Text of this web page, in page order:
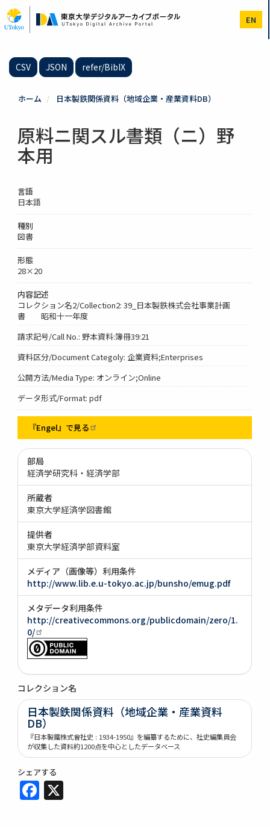
イ
ン
EN
CSV JSON refer/BibIX
ホーム 日本製鉄関係資料（地域企業・産業資料DB）
原料ニ関スル書類（ニ）野
本用
言語
日本語
種別
図書
形態
28×20
内容記述
コレクション名2/Collection2: 39_日本製鉄株式会社事業計画
書 昭和十一年度
請求記号/Call No.: 野本資料:簿冊39:21
資料区分/Document Categoly: 企業資料;Enterprises
公開方法/Media Type: オンライン;Online
データ形式/Format: pdf
『Engel』で見る
部局
経済学研究科・経済学部
所蔵者
東京大学経済学図書館
提供者
東京大学経済学部資料室
メディア（画像等）利用条件
http://www.lib.e.u-tokyo.ac.jp/bunsho/emug.pdf
メタデータ利用条件
http://creativecommons.org/publicdomain/zero/1.
0/
コレクション名
日本製鉄関係資料（地域企業・産業資料
DB）
『日本製鐵株式會社史 : 1934-1950』を編纂するために、社史編集員会
が収集した資料約1200点を中心としたデータベース
シェアする
Facebook